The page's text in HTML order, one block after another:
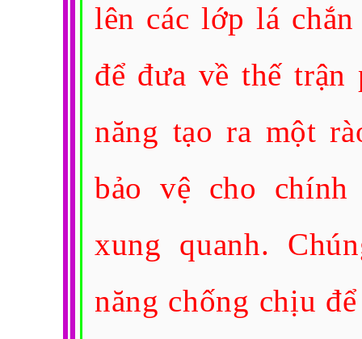
lên các lớp lá
để đưa về thế
năng tạo ra một
bảo vệ cho
xung quanh.
năng chống chịu